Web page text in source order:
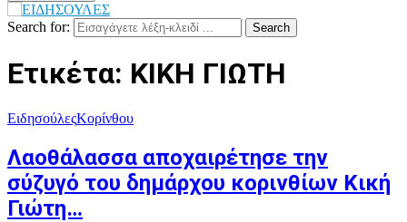
Search for: Search
Ετικέτα: ΚΙΚΗ ΓΙΩΤΗ
ΕιδησούλεςΚορίνθου
Λαοθάλασσα αποχαιρέτησε την
σύζυγό του δημάρχου κορινθίων Κική
Γιώτη…